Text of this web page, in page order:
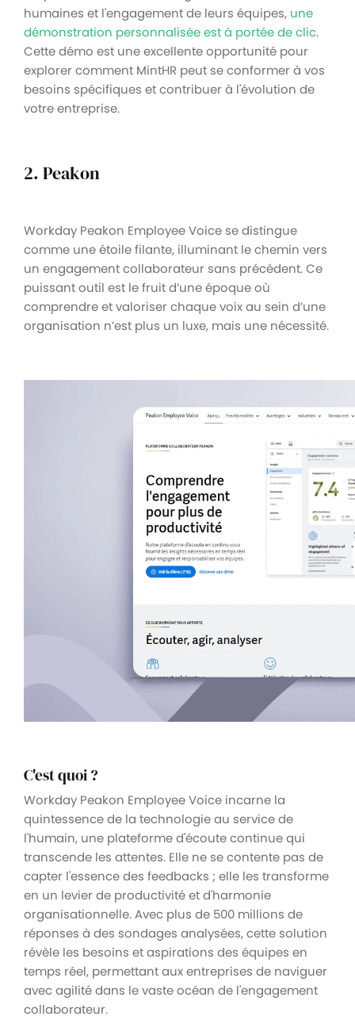
humaines et l'engagement de leurs équipes, une
démonstration personnalisée est à portée de clic.
Cette démo est une excellente opportunité pour
explorer comment MintHR peut se conformer à vos
besoins spécifiques et contribuer à l'évolution de
votre entreprise.
2. Peakon
Workday Peakon Employee Voice se distingue
comme une étoile filante, illuminant le chemin vers
un engagement collaborateur sans précédent. Ce
puissant outil est le fruit d’une époque où
comprendre et valoriser chaque voix au sein d’une
organisation n’est plus un luxe, mais une nécessité.
C'est quoi ?
Workday Peakon Employee Voice incarne la
quintessence de la technologie au service de
l'humain, une plateforme d'écoute continue qui
transcende les attentes. Elle ne se contente pas de
capter l'essence des feedbacks ; elle les transforme
en un levier de productivité et d'harmonie
organisationnelle. Avec plus de 500 millions de
réponses à des sondages analysées, cette solution
révèle les besoins et aspirations des équipes en
temps réel, permettant aux entreprises de naviguer
avec agilité dans le vaste océan de l'engagement
collaborateur.